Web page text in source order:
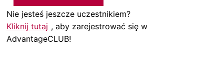
Nie jesteś jeszcze uczestnikiem?
Kliknij tutaj , aby zarejestrować się w
AdvantageCLUB!